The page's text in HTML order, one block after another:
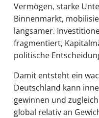
Vermögen, starke
Binnenmarkt,
langsamer.
fragmentiert,
politische
Damit entsteht ein
Deutschland kann
gewinnen und
global relativ an